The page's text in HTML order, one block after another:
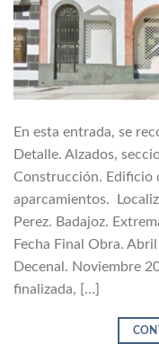
En esta entrada, se
Detalle. Alzados,
Construcción. Edificio
aparcamientos.
Perez. Badajoz.
Fecha Final Obra.
Decenal. Noviembre
finalizada, […]